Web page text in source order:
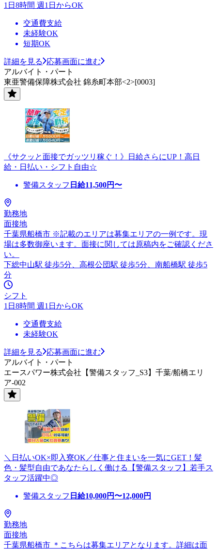
1日8時間 週1日からOK
交通費支給
未経験OK
短期OK
詳細を見る
応募画面に進む
アルバイト・パート
東亜警備保障株式会社 錦糸町本部<2>[0003]
《サクッと面接でガッツリ稼ぐ！》日給さらにUP！高日
給・日払い・シフト自由☆
警備スタッフ 日給11,500円〜
勤務地
面接地
千葉県船橋市 ※記載のエリアは募集エリアの一例です。現
場は多数御座います。面接に関しては原稿内をご確認くださ
い。
下総中山駅 徒歩5分、高根公団駅 徒歩5分、南船橋駅 徒歩5
分
シフト
1日8時間 週1日からOK
交通費支給
未経験OK
詳細を見る
応募画面に進む
アルバイト・パート
エースパワー株式会社【警備スタッフ_S3】千葉/船橋エリ
ア-002
＼日払いOK×即入寮OK／仕事と住まいを一気にGET！髪
色・髪型自由であなたらしく働ける【警備スタッフ】若手ス
タッフ活躍中◎
警備スタッフ 日給10,000円〜12,000円
勤務地
面接地
千葉県船橋市 ＊こちらは募集エリアとなります。詳細は面